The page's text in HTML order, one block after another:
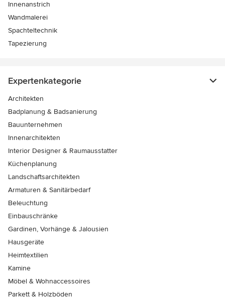
Innenanstrich
Wandmalerei
Spachteltechnik
Tapezierung
Expertenkategorie
Architekten
Badplanung & Badsanierung
Bauunternehmen
Innenarchitekten
Interior Designer & Raumausstatter
Küchenplanung
Landschaftsarchitekten
Armaturen & Sanitärbedarf
Beleuchtung
Einbauschränke
Gardinen, Vorhänge & Jalousien
Hausgeräte
Heimtextilien
Kamine
Möbel & Wohnaccessoires
Parkett & Holzböden